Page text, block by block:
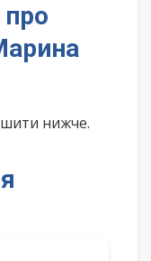
про
нижче.